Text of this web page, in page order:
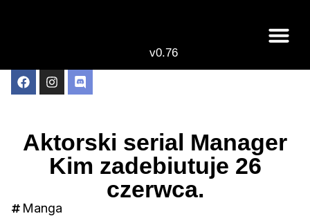
v0.76
Aktorski serial Manager
Kim zadebiutuje 26
czerwca.
Manga